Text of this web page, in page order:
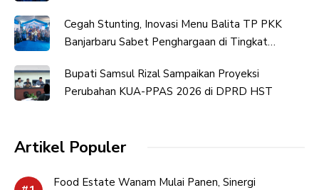
Cegah Stunting, Inovasi Menu Balita TP PKK
Banjarbaru Sabet Penghargaan di Tingkat
Bupati Samsul Rizal Sampaikan Proyeksi
Perubahan KUA-PPAS 2026 di DPRD HST
Artikel Populer
Food Estate Wanam Mulai Panen, Sinergi